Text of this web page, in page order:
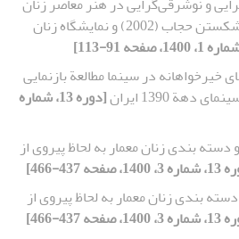
خاورمیانه مطالعة نمایشگاه شکستن حجاب (2002) و نمایشگاه زنان
در سینما مطالعة بازنمایی
1390 ایران
[دوره 13، شماره
دسته بندی زنان معمار به لحاظ پیروی از
437-466]
بندی زنان معمار به لحاظ پیروی از
437-466]